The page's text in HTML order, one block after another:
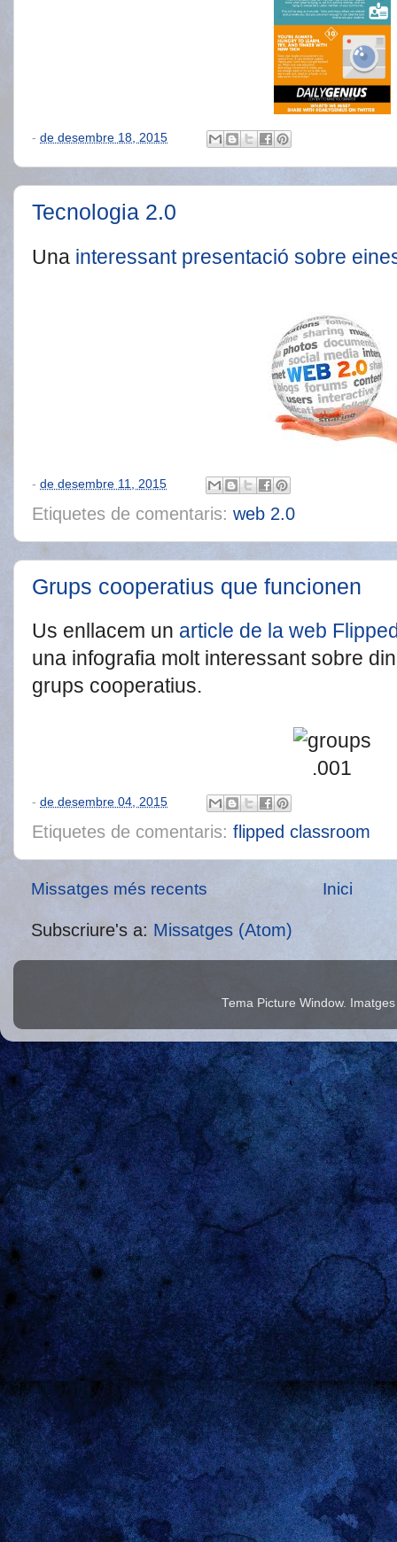
- de desembre 18, 2015
Tecnologia 2.0
Una interessant presentació sobre
- de desembre 11, 2015
Etiquetes de comentaris: web 2.0
Grups cooperatius que funcionen
Us enllacem un article de la web
una infografia molt interessant sobre
grups cooperatius.
- de desembre 04, 2015
Etiquetes de comentaris: flipped classroom
Missatges més recents Inici
Subscriure's a: Missatges (Atom)
Tema Picture Window.